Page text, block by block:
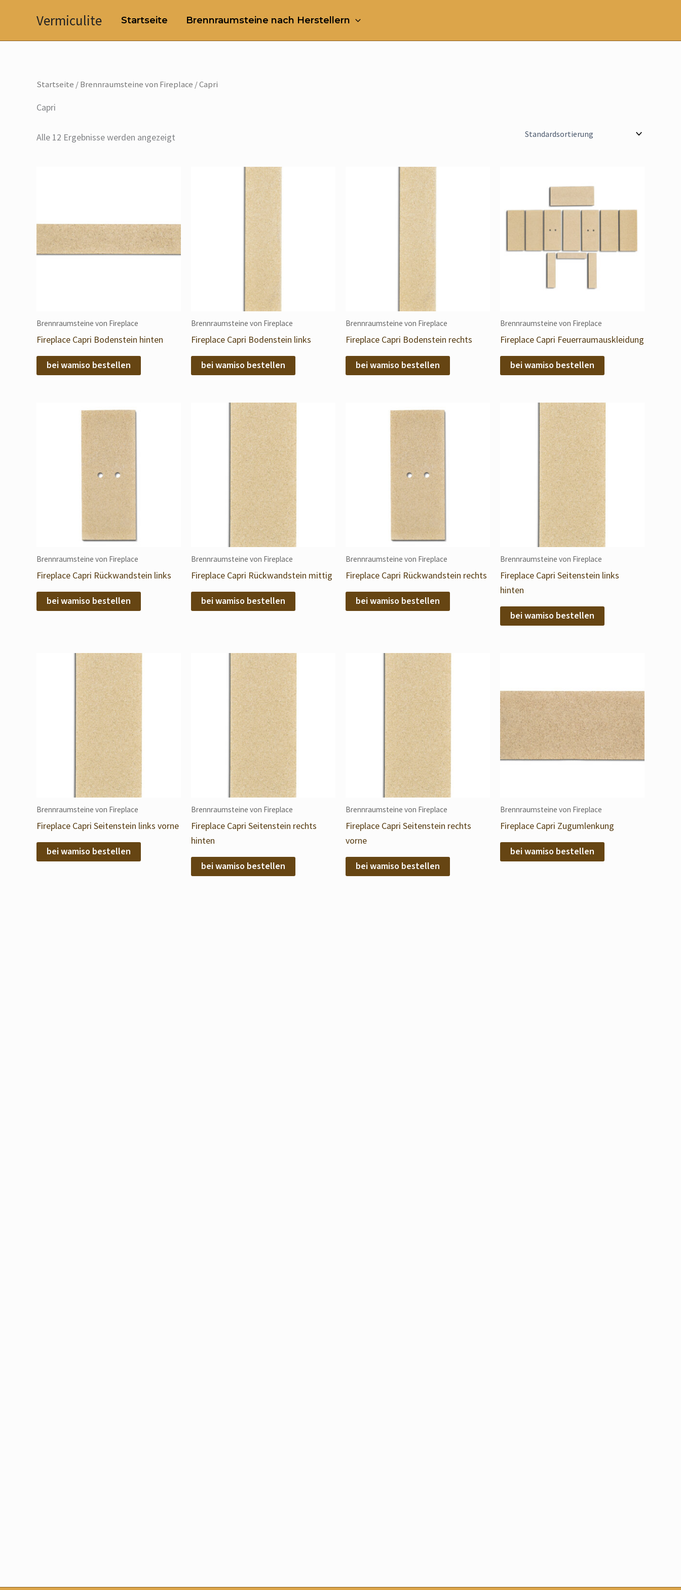
Vermiculite Startseite Brennraumsteine nach Herstellern
Startseite /Brennraumsteine von Fireplace / Capri
Capri
Alle 12 Ergebnisse werden angezeigt
Brennraumsteine von Fireplace
Fireplace Capri Bodenstein hinten
bei wamiso bestellen
Brennraumsteine von Fireplace
Fireplace Capri Bodenstein links
bei wamiso bestellen
Brennraumsteine von Fireplace
Fireplace Capri Bodenstein rechts
bei wamiso bestellen
Brennraumsteine von Fireplace
Fireplace Capri Feuerraumauskleidung
bei wamiso bestellen
Brennraumsteine von Fireplace
Fireplace Capri Rückwandstein links
bei wamiso bestellen
Brennraumsteine von Fireplace
Fireplace Capri Rückwandstein mittig
bei wamiso bestellen
Brennraumsteine von Fireplace
Fireplace Capri Rückwandstein rechts
bei wamiso bestellen
Brennraumsteine von Fireplace
Fireplace Capri Seitenstein links
hinten
bei wamiso bestellen
Brennraumsteine von Fireplace
Fireplace Capri Seitenstein links vorne
bei wamiso bestellen
Brennraumsteine von Fireplace
Fireplace Capri Seitenstein rechts
hinten
bei wamiso bestellen
Brennraumsteine von Fireplace
Fireplace Capri Seitenstein rechts
vorne
bei wamiso bestellen
Brennraumsteine von Fireplace
Fireplace Capri Zugumlenkung
bei wamiso bestellen